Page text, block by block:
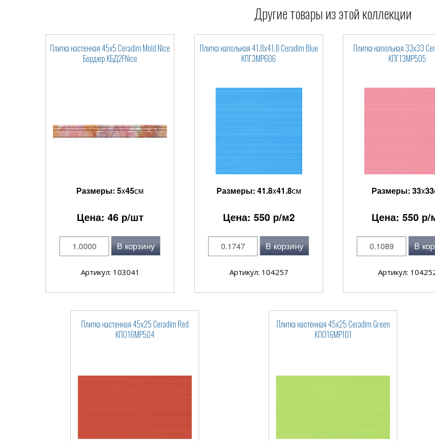
Другие товары из этой коллекции
Плитка настенная 45x5 Ceradim Mold Nice
Бордюр КБД2FNice
Размеры: 5x45см
Цена: 46р/шт
В корзину
Артикул: 103041
Плитка напольная 41.8x41.8 Ceradim Blue
КПГ3МР606
Размеры: 41.8x41.8см
Цена: 550р/м2
В корзину
Артикул: 104257
Плитка напольная 33x33
КПГ13МР505
Размеры: 33x33
Цена: 550р/
В
Артикул:
Плитка настенная 45x25 Ceradim Red
КПО16МР504
Плитка настенная 45x25 Ceradim Green
КПО16МР101